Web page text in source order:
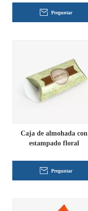
Preguntar
Caja de almohada con
estampado floral
Preguntar